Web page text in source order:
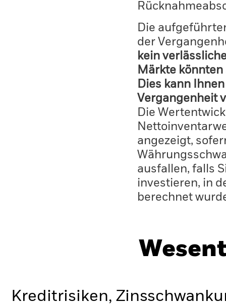
Die
der
kein
Märkte
Dies kann
Vergangenheit
Die
angezeigt,
ausfallen, falls
investieren, in
berechnet
Kreditrisiken,